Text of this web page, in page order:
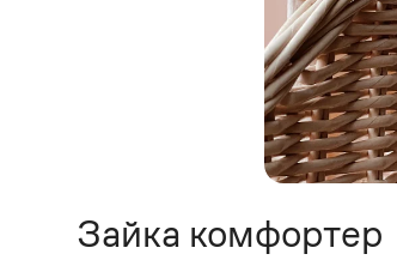
Зайка комфортер